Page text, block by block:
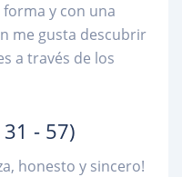
y con una
me gusta descubrir
a través de los
- 57)
honesto y sincero!